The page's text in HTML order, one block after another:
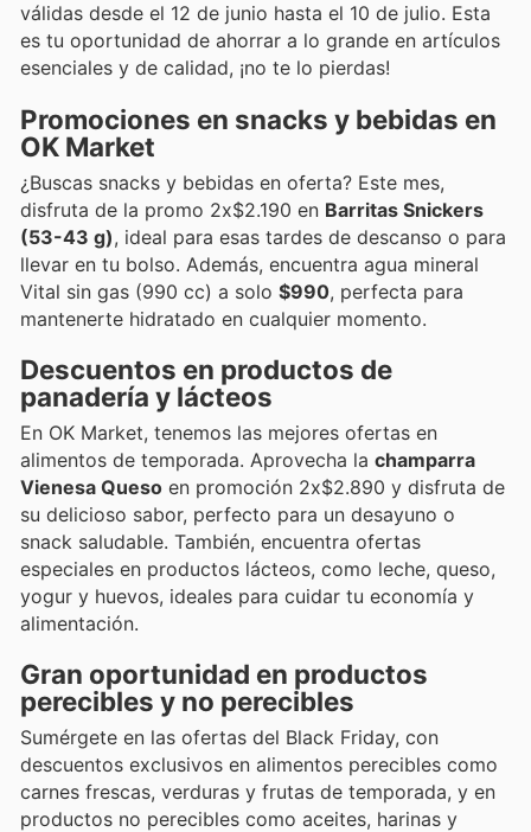
válidas desde el 12 de junio hasta el 10 de julio. Esta
es tu oportunidad de ahorrar a lo grande en artículos
esenciales y de calidad, ¡no te lo pierdas!
Promociones en snacks y bebidas en
OK Market
¿Buscas snacks y bebidas en oferta? Este mes,
disfruta de la promo 2x$2.190 en Barritas Snickers
(53-43 g), ideal para esas tardes de descanso o para
llevar en tu bolso. Además, encuentra agua mineral
Vital sin gas (990 cc) a solo $990, perfecta para
mantenerte hidratado en cualquier momento.
Descuentos en productos de
panadería y lácteos
En OK Market, tenemos las mejores ofertas en
alimentos de temporada. Aprovecha la champarra
Vienesa Queso en promoción 2x$2.890 y disfruta de
su delicioso sabor, perfecto para un desayuno o
snack saludable. También, encuentra ofertas
especiales en productos lácteos, como leche, queso,
yogur y huevos, ideales para cuidar tu economía y
alimentación.
Gran oportunidad en productos
perecibles y no perecibles
Sumérgete en las ofertas del Black Friday, con
descuentos exclusivos en alimentos perecibles como
carnes frescas, verduras y frutas de temporada, y en
productos no perecibles como aceites, harinas y